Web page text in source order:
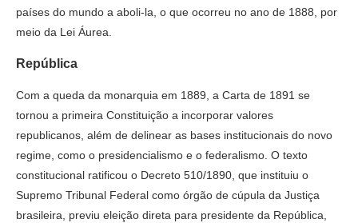
países do mundo a aboli-la, o que ocorreu no ano de 1888, por
meio da Lei Áurea.
República
Com a queda da monarquia em 1889, a Carta de 1891 se
tornou a primeira Constituição a incorporar valores
republicanos, além de delinear as bases institucionais do novo
regime, como o presidencialismo e o federalismo. O texto
constitucional ratificou o Decreto 510/1890, que instituiu o
Supremo Tribunal Federal como órgão de cúpula da Justiça
brasileira, previu eleição direta para presidente da República,